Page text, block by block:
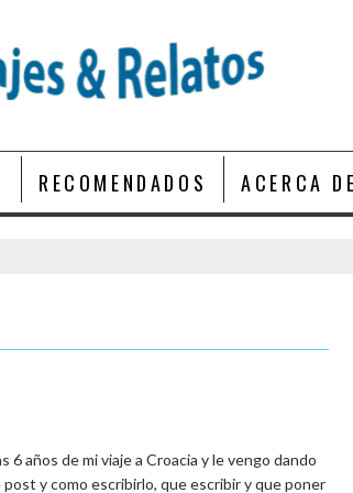
RECOMENDADOS ACERCA
6 años de mi viaje a Croacia y le vengo dando
y como escribirlo, que escribir y que poner